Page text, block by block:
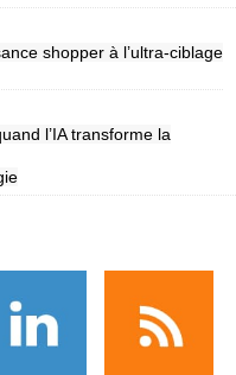
shopper à l’ultra-ciblage
l’IA transforme la